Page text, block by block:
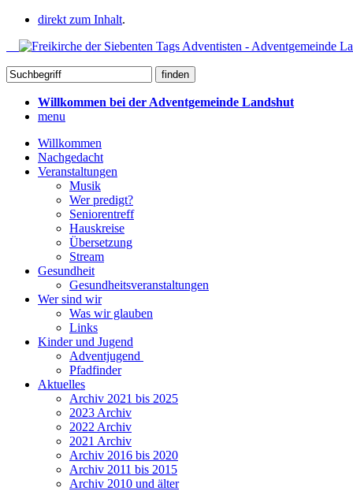
direkt zum Inhalt.
Willkommen bei der Adventgemeinde Landshut
menu
Willkommen
Nachgedacht
Veranstaltungen
Musik
Wer predigt?
Seniorentreff
Hauskreise
Übersetzung
Stream
Gesundheit
Gesundheitsveranstaltungen
Wer sind wir
Was wir glauben
Links
Kinder und Jugend
Adventjugend
Pfadfinder
Aktuelles
Archiv 2021 bis 2025
2023 Archiv
2022 Archiv
2021 Archiv
Archiv 2016 bis 2020
Archiv 2011 bis 2015
Archiv 2010 und älter